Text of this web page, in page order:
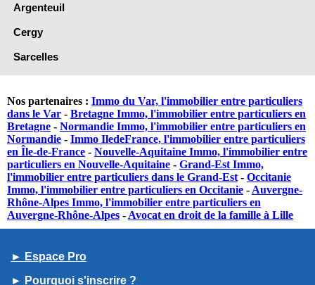
Argenteuil
Cergy
Sarcelles
Nos partenaires : Immo du Var, l'immobilier entre particuliers
dans le Var - Bretagne Immo, l'immobilier entre particuliers en
Bretagne - Normandie Immo, l'immobilier entre particuliers en
Normandie - Immo IledeFrance, l'immobilier entre particuliers
en Île-de-France - Nouvelle-Aquitaine Immo, l'immobilier entre
particuliers en Nouvelle-Aquitaine - Grand-Est Immo,
l'immobilier entre particuliers dans le Grand-Est - Occitanie
Immo, l'immobilier entre particuliers en Occitanie - Auvergne-
Rhône-Alpes Immo, l'immobilier entre particuliers en
Auvergne-Rhône-Alpes - Avocat en droit de la famille à Lille
► Espace Pro
► Pourquoi s'inscrire ?